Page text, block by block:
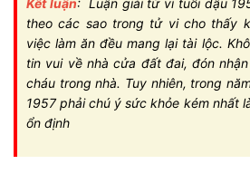
Kết luận: Luận giải tử vi tuổi dậu
theo các sao trong tử vi cho thấy
việc làm ăn đều mang lại tài lộc.
tin vui về nhà cửa đất đai, đón
cháu trong nhà. Tuy nhiên, trong
1957 phải chú ý sức khỏe kém nhất
ổn định